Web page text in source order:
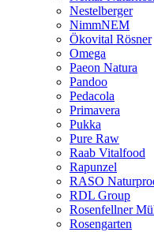
Nestelberger
NimmNEM
Ökovital Rösner
Omega
Paeon Natura
Pandoo
Pedacola
Primavera
Pukka
Pure Raw
Raab Vitalfood
Rapunzel
RASO
RDL Group
Rosenfellner
Rosengarten